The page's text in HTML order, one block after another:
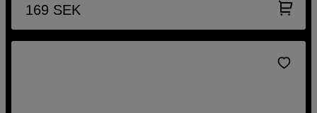
169 SEK